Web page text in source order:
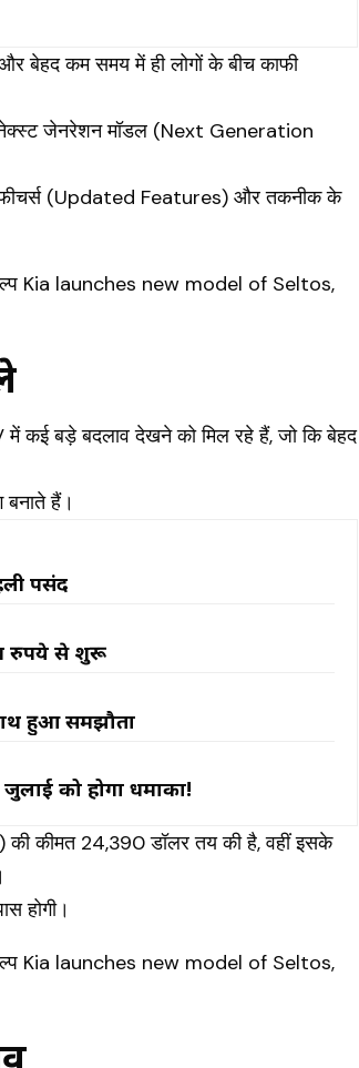
बेहद कम समय में ही लोगों के बीच काफी
जेनरेशन मॉडल (Next Generation
(Updated Features) और तकनीक के
कई बड़े बदलाव देखने को मिल रहे हैं, जो कि बेहद
हैं।
पसंद
रुपये से शुरू
हुआ समझौता
जुलाई को होगा धमाका!
कीमत 24,390 डॉलर तय की है, वहीं इसके
होगी।